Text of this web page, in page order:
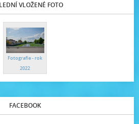
VLOŽENÉ FOTO
Fotografie - rok
2022
FACEBOOK